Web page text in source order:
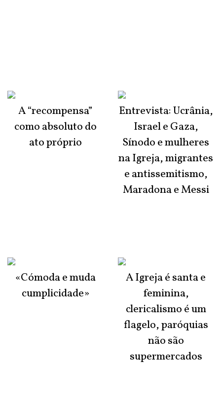
A “recompensa”
como absoluto do
ato próprio
«Cómoda e muda
cumplicidade»
Entrevista: Ucrânia,
Israel e Gaza,
Sínodo e mulheres
na Igreja, migrantes
e antissemitismo,
Maradona e Messi
A Igreja é santa e
feminina,
clericalismo é um
flagelo, paróquias
não são
supermercados